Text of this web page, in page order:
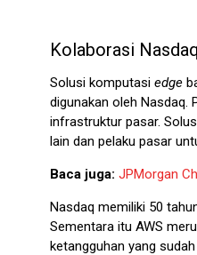
Kolaborasi
Solusi komputasi edge
digunakan oleh Nasdaq.
infrastruktur pasar.
lain dan pelaku pasar
Baca juga: JPMorgan
Nasdaq memiliki 50
Sementara itu AWS
ketangguhan yang